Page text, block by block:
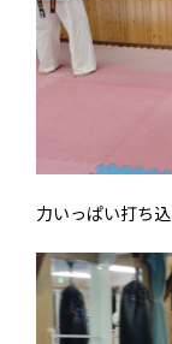
力いっぱい打ち込